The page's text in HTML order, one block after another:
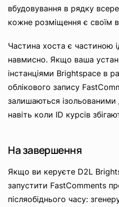
вбудовування в рядку
кожне розміщення є своїм
Частина хоста є частиною
навмисно. Якщо ваша
інстанціями Brightspace в
облікового запису
залишаються ізольованими
навіть коли ID курсів
На завершення
Якщо ви керуєте D2L
запустити FastComments
післяобіднього часу: